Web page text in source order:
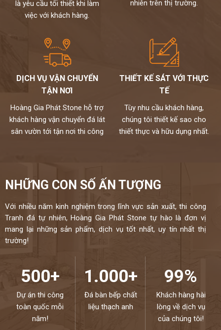
là yêu cầu tối thiết khi làm
việc với khách hàng.
nhiên trên thị trường.
DỊCH VỤ VẬN CHUYỂN
TẬN NƠI
Hoàng Gia Phát Stone hỗ trợ
khách hàng vận chuyển đá lát
sân vườn tới tận nơi thi công
THIẾT KẾ SÁT VỚI THỰC
TẾ
Tùy nhu cầu khách hàng,
chúng tôi thiết kế sao cho
thiết thực và hữu dụng nhất.
NHỮNG CON SỐ ẤN TƯỢNG
Với nhiều năm kinh nghiệm trong lĩnh vực sản xuất, thi công
Tranh đá tự nhiên, Hoàng Gia Phát Stone tự hào là đơn vị
mang lại những sản phẩm, dịch vụ tốt nhất, uy tín nhất thị
trường!
500+
Dự án thi công
toàn quốc mỗi
năm!
1.000+
Đá bàn bếp chất
liệu thạch anh
99%
Khách hàng hài
lòng về dịch vụ
của chúng tôi!